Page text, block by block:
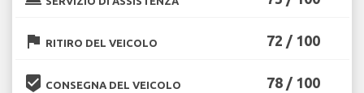
flag RITIRO DEL VEICOLO 72 / 100
beenhere CONSEGNA DEL VEICOLO 78 / 100